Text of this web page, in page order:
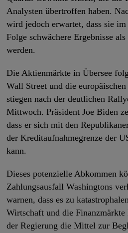
Analysten übertroffen haben.
wird jedoch erwartet, dass sie
Folge schwächere Ergebnisse
werden.
Die Aktienmärkte in Übersee
Wall Street und die
stiegen nach der deutlichen
Mittwoch. Präsident Joe Biden
dass er sich mit den
der Kreditaufnahmegrenze der
kann.
Dieses potenzielle Abkommen
Zahlungsausfall Washingtons
warnen, dass es zu
Wirtschaft und die
der Regierung die Mittel zur